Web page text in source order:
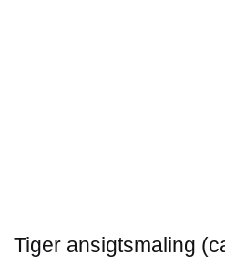
Tiger ansigtsmaling